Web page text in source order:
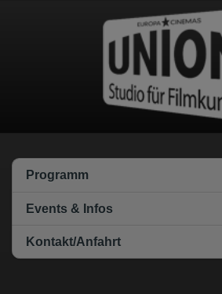
Programm
Events & Infos
Kontakt/Anfahrt
Datenschutz Impressum